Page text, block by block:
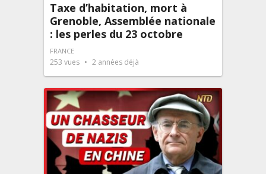
Taxe d’habitation, mort à
Grenoble, Assemblée nationale
: les perles du 23 octobre
FRANCE
253 vues 2 années déjà